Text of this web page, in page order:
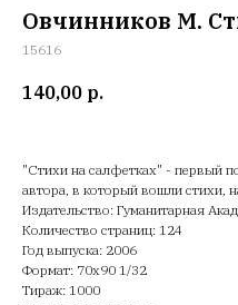
Овчинников М.
15616
140,00 р.
"Стихи на салфетках" - первый
автора, в который вошли стихи,
Издательство: Гуманитарная
Количество страниц: 124
Год выпуска: 2006
Формат: 70х90 1/32
Тираж: 1000